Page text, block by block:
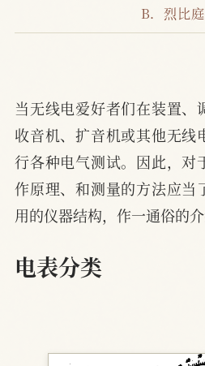
B．烈比
当无线电爱好者们在装置、
收音机、扩音机或其他无线
行各种电气测试。因此，对
作原理、和测量的方法应当
用的仪器结构，作一通俗的介
电表分类